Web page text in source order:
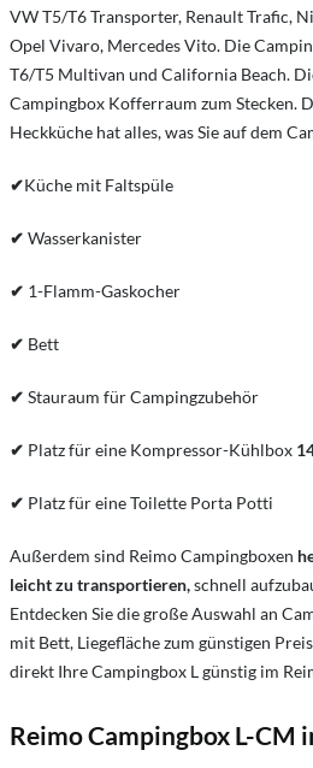
VW T5/T6 Transporter, Renault Trafic,
Opel Vivaro, Mercedes Vito. Die
T6/T5 Multivan und California Beach.
Campingbox Kofferraum zum Stecken.
Heckküche hat alles, was Sie auf dem
✔Küche mit Faltspüle
✔ Wasserkanister
✔ 1-Flamm-Gaskocher
✔ Bett
✔ Stauraum für Campingzubehör
✔ Platz für eine Kompressor-Kühlbox
✔ Platz für eine Toilette Porta Potti
Außerdem sind Reimo Campingboxen
leicht zu transportieren,schnell
Entdecken Sie die große Auswahl an
mit Bett, Liegefläche zum günstigen
direkt Ihre Campingbox L günstig im
Reimo Campingbox L-CM